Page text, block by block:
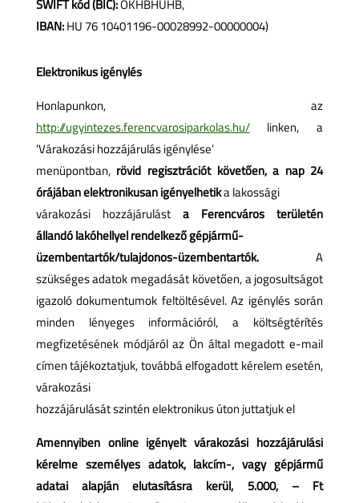
SWIFT kód (BIC):OKHBHUHB,
IBAN:HU 76 10401196-00028992-00000004)
Elektronikus igénylés
Honlapunkon, az
http://ugyintezes.ferencvarosiparkolas.hu/linken, a
’Várakozási hozzájárulás igénylése’
menüpontban, rövid regisztrációt követően, a nap 24
órájában elektronikusan igényelhetika lakossági
várakozási hozzájárulást a Ferencváros területén
állandó lakóhellyel rendelkező gépjármű-
üzembentartók/tulajdonos-üzembentartók.A
szükséges adatok megadását követően, a jogosultságot
igazoló dokumentumok feltöltésével. Az igénylés során
minden lényeges információról, a költségtérítés
megfizetésének módjáról az Ön által megadott e-mail
címen tájékoztatjuk, továbbá elfogadott kérelem esetén,
várakozási
hozzájárulását szintén elektronikus úton juttatjuk el
Amennyiben online igényelt várakozási hozzájárulási
kérelme személyes adatok, lakcím-, vagygépjármű
adatai alapján elutasításra kerül, 5.000, – Ft